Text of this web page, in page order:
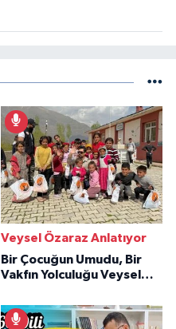
Veysel Özaraz Anlatıyor
Bir Çocuğun Umudu, Bir
Vakfın Yolculuğu Veysel